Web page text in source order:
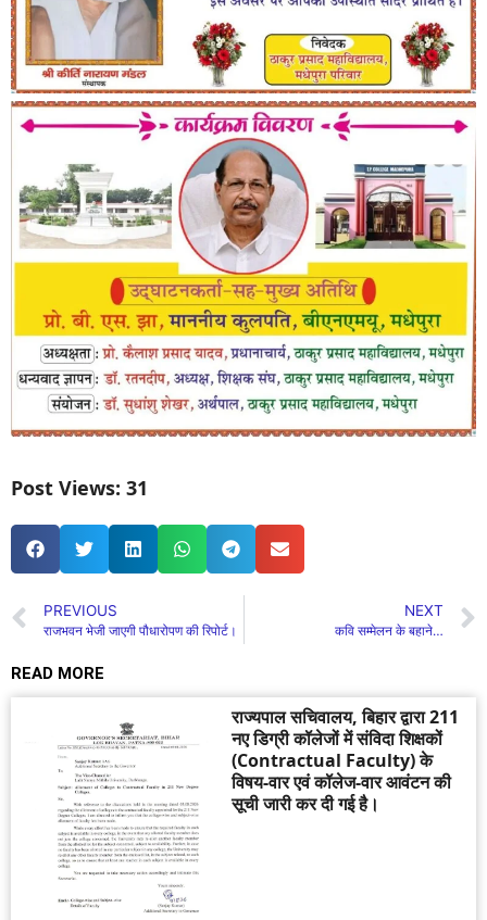
Post Views: 31
PREVIOUS
राजभवन भेजी जाएगी पौधारोपण की रिपोर्ट।
NEXT
कवि सम्मेलन के बहाने…
READ MORE
राज्यपाल सचिवालय, बिहार द्वारा 211
नए डिग्री कॉलेजों में संविदा शिक्षकों
(Contractual Faculty) के
विषय-वार एवं कॉलेज-वार आवंटन की
सूची जारी कर दी गई है।